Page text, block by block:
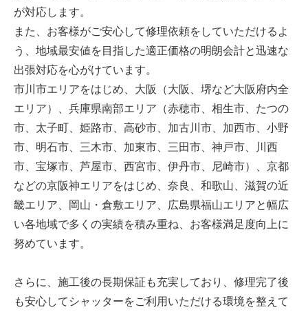
が対応します。
また、お客様がご安心して修理依頼をしていただけるよ
う、地域最安値を目指した適正価格の明朗会計と迅速な
出張対応を心がけています。
市川市エリアをはじめ、大阪（大阪、堺など大阪府内全
エリア）、兵庫県南部エリア（赤穂市、相生市、たつの
市、太子町、姫路市、高砂市、加古川市、加西市、小野
市、明石市、三木市、加東市、三田市、神戸市、川西
市、宝塚市、芦屋市、西宮市、伊丹市、尼崎市）、京都
などの京阪神エリアをはじめ、奈良、和歌山、滋賀の近
畿エリア、岡山・倉敷エリア、広島県福山エリアと幅広
い各地域で多くの実績を積み重ね、お客様満足度向上に
努めています。
さらに、施工後の長期保証も充実しており、修理完了後
も安心してシャッターをご利用いただける環境を整えて